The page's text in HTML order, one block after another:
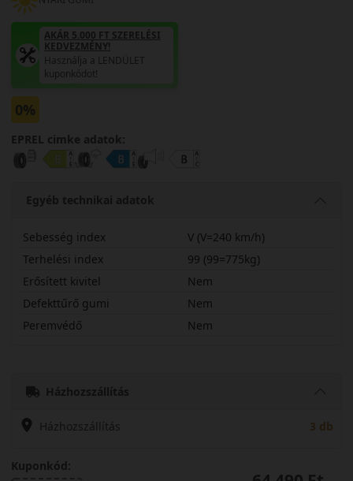
AKÁR 5.000 FT SZERELÉSI
KEDVEZMÉNY!
Használja a LENDÜLET
kuponkódot!
0%
EPREL cimke adatok:
Egyéb technikai adatok
Sebesség index
V (V=240 km/h)
Terhelési index
99 (99=775kg)
Erősített kivitel
Nem
Defekttűrő gumi
Nem
Peremvédő
Nem
Házhozszállítás
Házhozszállítás 3 db
Kuponkód: